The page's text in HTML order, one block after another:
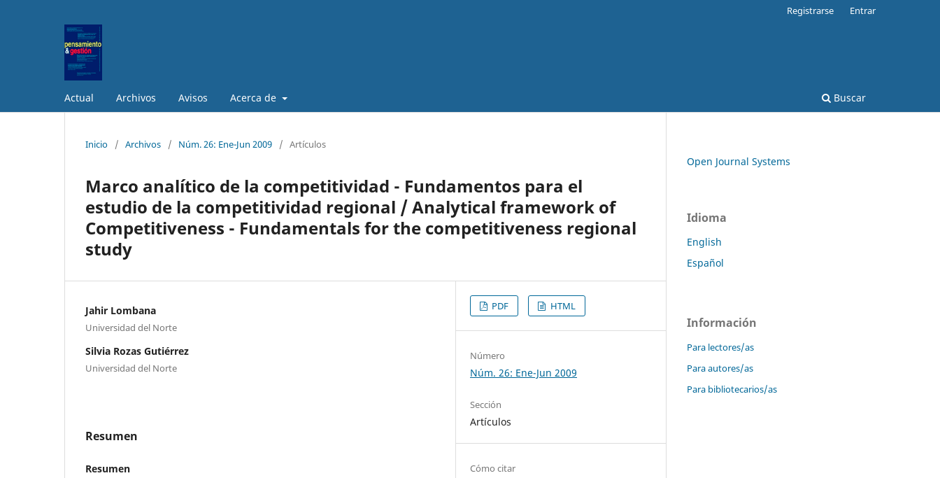
Actual Archivos Avisos Acerca de Buscar
Registrarse Entrar
Inicio / Archivos / Núm. 26: Ene-Jun 2009 / Artículos
Marco analítico de la competitividad - Fundamentos para el
estudio de la competitividad regional / Analytical framework of
Competitiveness - Fundamentals for the competitiveness regional
study
Jahir Lombana
Universidad del Norte
Silvia Rozas Gutiérrez
Universidad del Norte
Resumen
Resumen
PDF HTML
Número
Núm. 26: Ene-Jun 2009
Sección
Artículos
Cómo citar
Open Journal Systems
Idioma
English
Español
Información
Para lectores/as
Para autores/as
Para bibliotecarios/as